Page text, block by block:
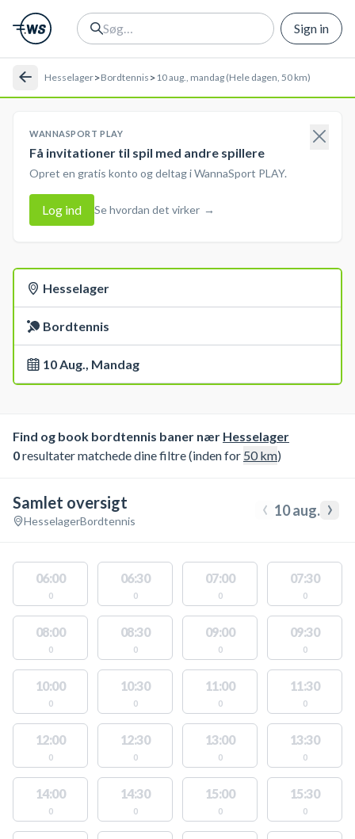
Sign in
Hesselager>Bordtennis >10 aug., mandag (Hele dagen, 50 km)
WANNASPORT PLAY
Få invitationer til spil med andre spillere
Opret en gratis konto og deltag i WannaSport PLAY.
Log ind Se hvordan det virker →
Hesselager
Bordtennis
10 Aug., Mandag
Find og book bordtennis baner nær Hesselager
0resultater matchede dine filtre (inden for 50km)
Samlet oversigt
HesselagerBordtennis ‹ 10 aug. ›
06:00
0
06:30
0
07:00
0
07:30
0
08:00
0
08:30
0
09:00
0
09:30
0
10:00
0
10:30
0
11:00
0
11:30
0
12:00
0
12:30
0
13:00
0
13:30
0
14:00
0
14:30
0
15:00
0
15:30
0